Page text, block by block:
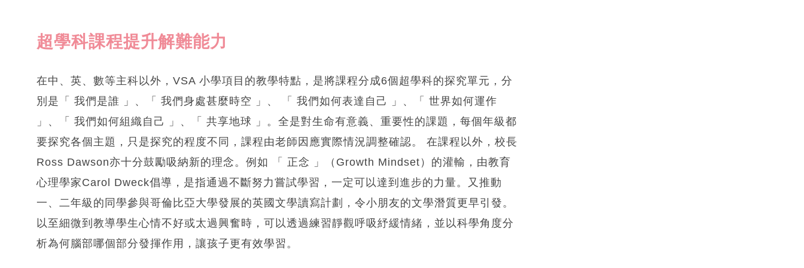
超學科課程提升解難能力
在中、英、數等主科以外，VSA 小學項目的教學特點，是將課程分成6個超學科的探究單元，分
別是「 我們是誰 」、「 我們身處甚麼時空 」、 「 我們如何表達自己 」、「 世界如何運作
」、「 我們如何組織自己 」、「 共享地球 」。全是對生命有意義、重要性的課題，每個年級都
要探究各個主題，只是探究的程度不同，課程由老師因應實際情況調整確認。 在課程以外，校長
Ross Dawson亦十分鼓勵吸納新的理念。例如 「 正念 」（Growth Mindset）的灌輸，由教育
心理學家Carol Dweck倡導，是指通過不斷努力嘗試學習，一定可以達到進步的力量。又推動
一、二年級的同學參與哥倫比亞大學發展的英國文學讀寫計劃，令小朋友的文學潛質更早引發。
以至細微到教導學生心情不好或太過興奮時，可以透過練習靜觀呼吸紓緩情緒，並以科學角度分
析為何腦部哪個部分發揮作用，讓孩子更有效學習。